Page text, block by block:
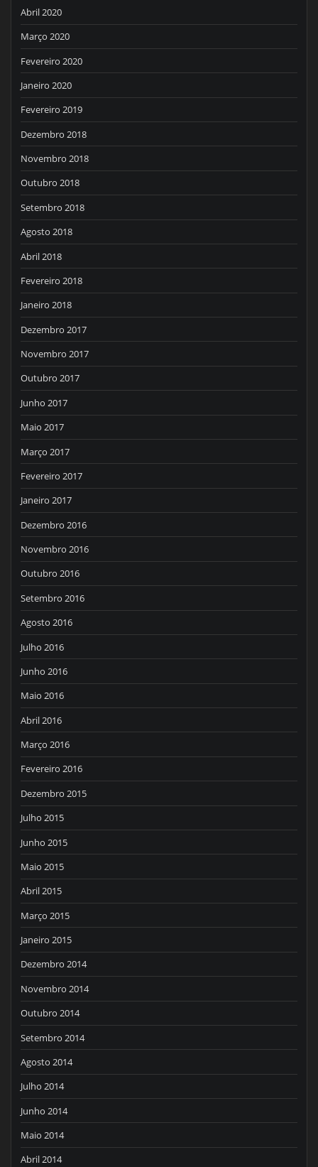
Abril 2020
Março 2020
Fevereiro 2020
Janeiro 2020
Fevereiro 2019
Dezembro 2018
Novembro 2018
Outubro 2018
Setembro 2018
Agosto 2018
Abril 2018
Fevereiro 2018
Janeiro 2018
Dezembro 2017
Novembro 2017
Outubro 2017
Junho 2017
Maio 2017
Março 2017
Fevereiro 2017
Janeiro 2017
Dezembro 2016
Novembro 2016
Outubro 2016
Setembro 2016
Agosto 2016
Julho 2016
Junho 2016
Maio 2016
Abril 2016
Março 2016
Fevereiro 2016
Dezembro 2015
Julho 2015
Junho 2015
Maio 2015
Abril 2015
Março 2015
Janeiro 2015
Dezembro 2014
Novembro 2014
Outubro 2014
Setembro 2014
Agosto 2014
Julho 2014
Junho 2014
Maio 2014
Abril 2014